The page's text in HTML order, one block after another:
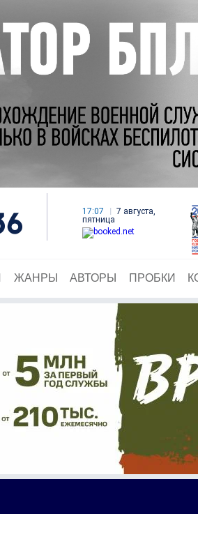
17:07
7 августа,
пятница
ЖАНРЫ АВТОРЫ ПРОБКИ